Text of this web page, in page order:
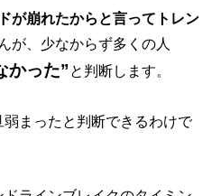
が崩れたからと言ってトレン
が、少なからず多くの人
かった”と判断します。
まったと判断できるわけで